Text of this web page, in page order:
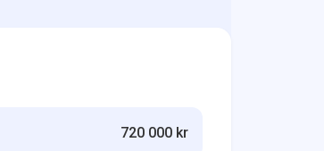
720 000 kr